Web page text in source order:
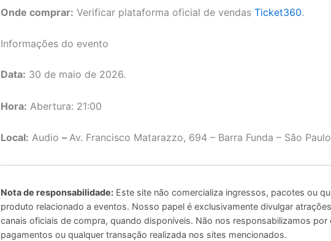
Onde comprar: Verificar plataforma oficial de vendas Ticket360.
Informações do evento
Data: 30 de maio de 2026.
Hora: Abertura: 21:00
Local: Audio – Av. Francisco Matarazzo, 694 – Barra Funda – São
Nota de responsabilidade: Este site não comercializa ingressos, pacotes ou
produto relacionado a eventos. Nosso papel é exclusivamente divulgar
canais oficiais de compra, quando disponíveis. Não nos responsabilizamos por
pagamentos ou qualquer transação realizada nos sites mencionados.